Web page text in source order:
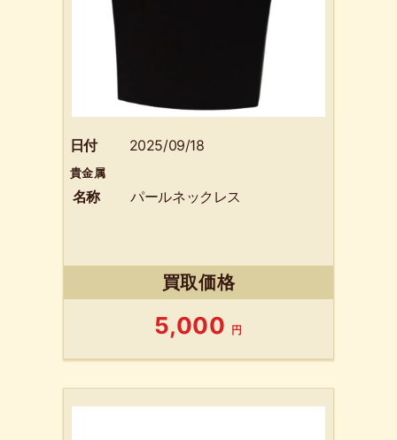
日付 2025/09/18
貴金属
名称 パールネックレス
買取価格
5,000 円